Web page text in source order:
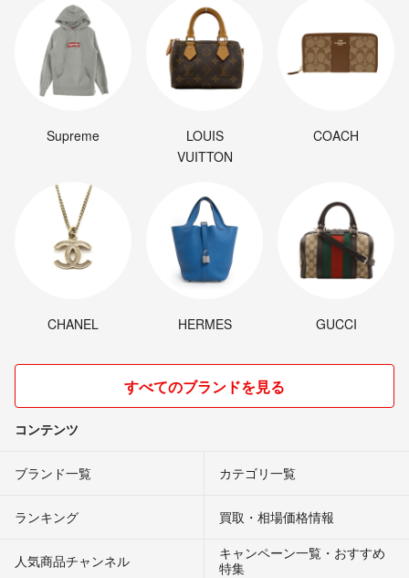
Supreme
LOUIS
VUITTON
COACH
CHANEL HERMES GUCCI
すべてのブランドを見る
コンテンツ
ブランド一覧 カテゴリ一覧
ランキング 買取・相場価格情報
人気商品チャンネル
キャンペーン一覧・おすすめ
特集